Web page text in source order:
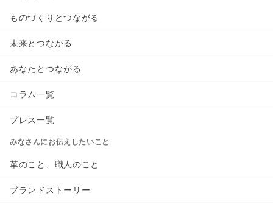
ものづくりとつながる
未来とつながる
あなたとつながる
コラム一覧
プレス一覧
みなさんにお伝えしたいこと
革のこと、職人のこと
ブランドストーリー